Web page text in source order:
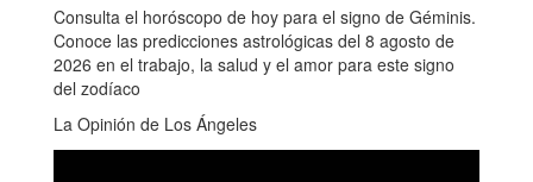
Consulta el horóscopo de hoy para el signo de Géminis.
Conoce las predicciones astrológicas del 8 agosto de
2026 en el trabajo, la salud y el amor para este signo
del zodíaco
La Opinión de Los Ángeles